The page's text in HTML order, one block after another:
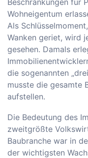
Wohneigentum
Als
Wanken geriet, wird
gesehen. Damals
die sogenannten
musste die gesamte
aufstellen.
Die Bedeutung des
zweitgrößte
Baubranche war in
der wichtigsten